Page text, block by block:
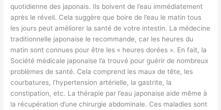
quotidienne des japonais. Ils boivent de l’eau immédiatement
après le réveil. Cela suggère que boire de l’eau le matin tous
les jours peut améliorer la santé de votre intestin. La médecine
traditionnelle japonaise le recommande, car les heures du
matin sont connues pour être les « heures dorées ». En fait, la
Société médicale japonaise l’a trouvé pour guérir de nombreux
problèmes de santé. Cela comprend les maux de tête, les
courbatures, l’hypertension artérielle, la gastrite, la
constipation, etc. La thérapie par l’eau japonaise aide même à
la récupération d’une chirurgie abdominale. Ces maladies sont